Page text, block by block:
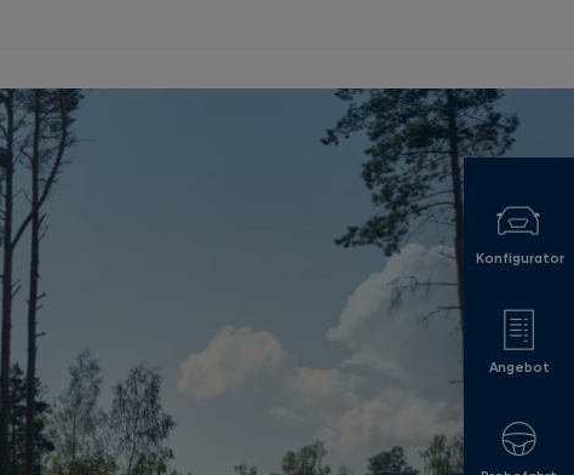
Konfigurator
Angebot